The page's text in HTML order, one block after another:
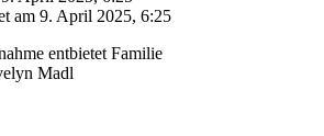
am 9. April 2025, 6:25
entbietet Familie
Madl